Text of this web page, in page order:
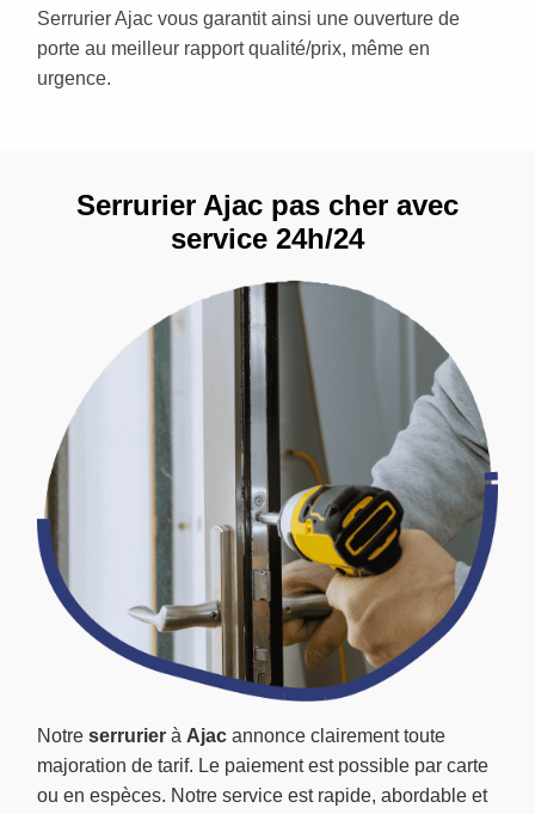
Serrurier Ajac vous garantit ainsi une ouverture de
porte au meilleur rapport qualité/prix, même en
urgence.
Notre serrurier à Ajac annonce clairement toute
majoration de tarif. Le paiement est possible par carte
ou en espèces. Notre service est rapide, abordable et
Serrurier Ajac pas cher avec
service 24h/24